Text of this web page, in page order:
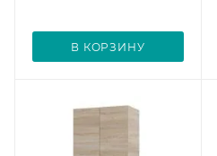
В КОРЗИНУ